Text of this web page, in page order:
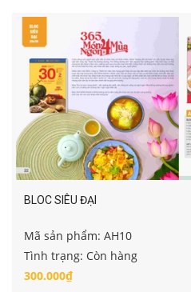
BLOC SIÊU ĐẠI
Mã sản phẩm: AH10
Tình trạng: Còn hàng
300.000₫